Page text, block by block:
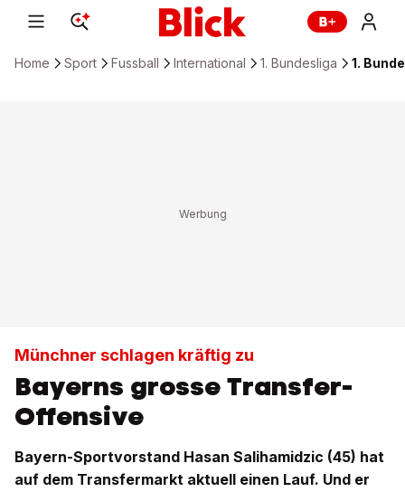
Home Sport Fussball International 1. Bundesliga 1.
Münchner schlagen kräftig zu
Bayerns grosse Transfer-
Offensive
Bayern-Sportvorstand Hasan Salihamidzic (45) hat
auf dem Transfermarkt aktuell einen Lauf. Und er